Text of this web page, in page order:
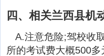
四、相关兰西县机
A.注意危险;驾校收
所的考试费大概500